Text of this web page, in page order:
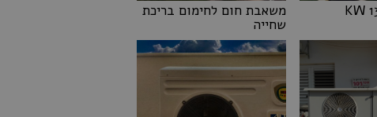
משאבת חום לחימום בריכת
שחייה
משאבת חום לחימום בריכת
שחייה